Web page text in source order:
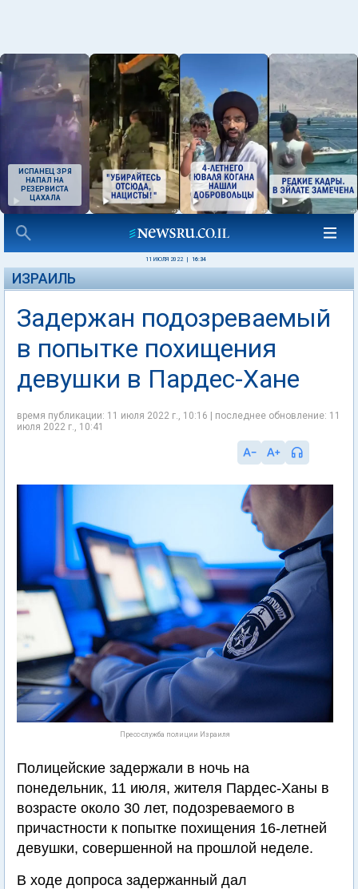
ИСПАНЕЦ ЗРЯ
НАПАЛ НА
РЕЗЕРВИСТА
ЦАХАЛА
11 ИЮЛЯ 2022 16:34
ИЗРАИЛЬ
Задержан подозреваемый
в попытке похищения
девушки в Пардес-Хане
время публикации: 11 июля 2022 г., 10:16 | последнее обновление: 11
июля 2022 г., 10:41
Пресс-служба полиции Израиля
Полицейские задержали в ночь на
понедельник, 11 июля, жителя Пардес-Ханы в
возрасте около 30 лет, подозреваемого в
причастности к попытке похищения 16-летней
девушки, совершенной на прошлой неделе.
В ходе допроса задержанный дал